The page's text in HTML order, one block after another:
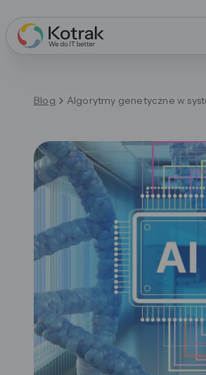
Blog Algorytmy genetyczne w